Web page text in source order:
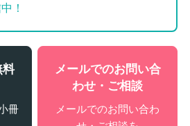
！
料
冊
メールでのお問い合
わせ・ご相談
メールでのお問い合わ